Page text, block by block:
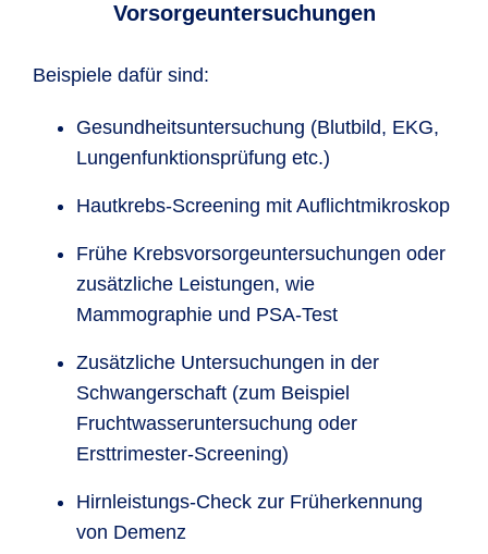
Vorsorgeuntersuchungen
Beispiele dafür sind:
Gesundheitsuntersuchung (Blutbild, EKG,
Lungenfunktionsprüfung etc.)
Hautkrebs-Screening mit Auflichtmikroskop
Frühe Krebsvorsorgeuntersuchungen oder
zusätzliche Leistungen, wie
Mammographie und PSA-Test
Zusätzliche Untersuchungen in der
Schwangerschaft (zum Beispiel
Fruchtwasseruntersuchung oder
Ersttrimester-Screening)
Hirnleistungs-Check zur Früherkennung
von Demenz